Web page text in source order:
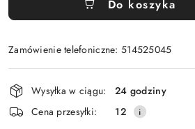
Do koszyka
Zamówienie telefoniczne: 514525045
Wyślij
Dostępność
i
dostawa
Wysyłka w ciągu:
24 godziny
Cena przesyłki:
12